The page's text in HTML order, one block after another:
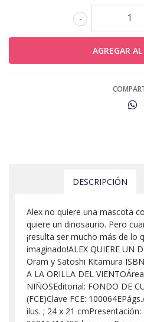
-
DESCRIPCIÓN
Alex no quiere una mascota
quiere un dinosaurio. Pero
¡resulta ser mucho más de lo
imaginado!ALEX QUIERE UN
Oram y Satoshi Kitamura
A LA ORILLA DEL
NIÑOSEditorial: FONDO DE
(FCE)Clave FCE:
ilus. ; 24 x 21